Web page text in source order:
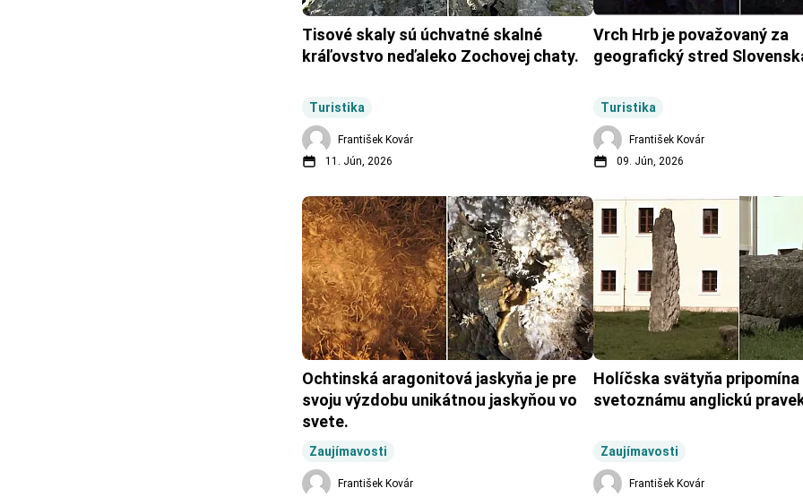
Turistika
Tisové skaly sú úchvatné skalné
kráľovstvo neďaleko Zochovej chaty.
František Kovár
11. Jún, 2026
Turistika
Vrch Hrb je považovaný za
geografický stred
František Kovár
09. Jún, 2026
Zaujímavosti
Ochtinská aragonitová jaskyňa je pre
svoju výzdobu unikátnou jaskyňou vo
svete.
František Kovár
Zaujímavosti
Holíčska svätyňa pripomína
svetoznámu anglickú
František Kovár